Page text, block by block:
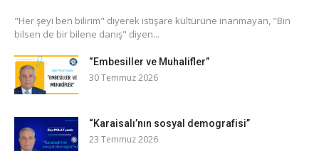
​"Her şeyi ben bilirim" diyerek istişare kültürüne inanmayan, "Bin
bilsen de bir bilene danış" diyen...
“Embesiller ve Muhalifler”
30 Temmuz 2026
“Karaisalı’nın sosyal demografisi”
23 Temmuz 2026